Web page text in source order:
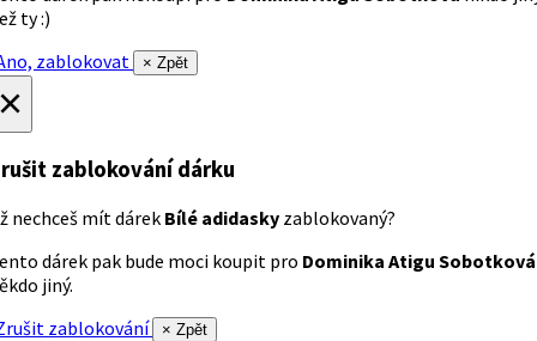
ty :)
zablokovat
× Zpět
zablokování dárku
nechceš mít dárek Bílé adidasky zablokovaný?
dárek pak bude moci koupit pro Dominika Atigu Sobotková
jiný.
zablokování
× Zpět